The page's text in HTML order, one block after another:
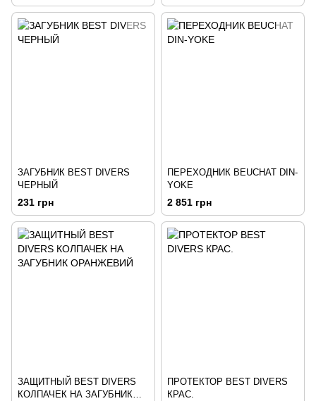
ЗАГУБНИК BEST DIVERS
ЧЕРНЫЙ
231 грн
ПЕРЕХОДНИК BEUCHAT DIN-
YOKE
2 851 грн
ЗАЩИТНЫЙ BEST DIVERS
КОЛПАЧЕК НА ЗАГУБНИК
ПРОТЕКТОР BEST DIVERS
КРАС.